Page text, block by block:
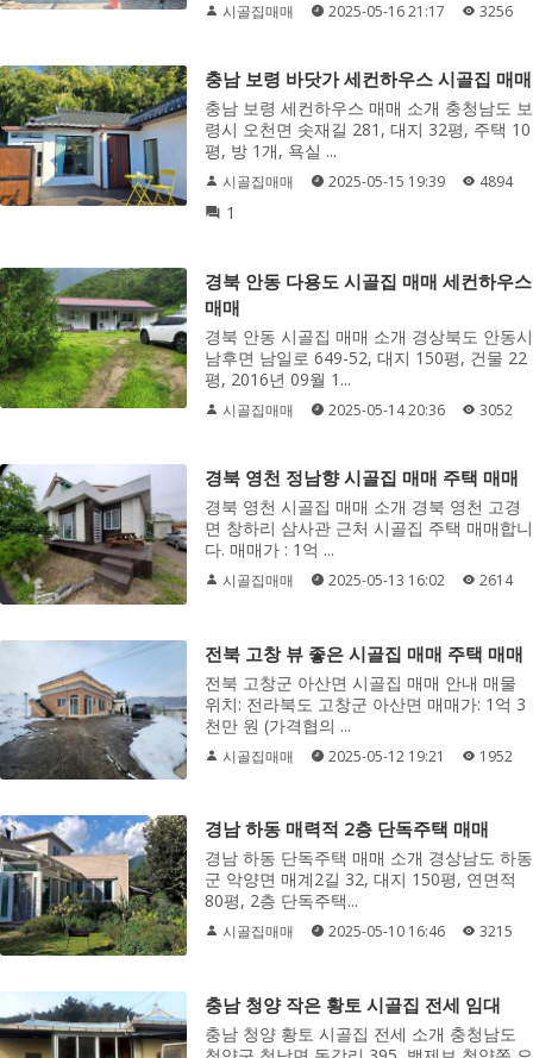
시골집매매 2025-05-16 21:17 3256
충남 보령 바닷가 세컨하우스 시골집 매매
충남 보령 세컨하우스 매매 소개 충청남도 보
령시 오천면 솟재길 281, 대지 32평, 주택 10
평, 방 1개, 욕실 ...
시골집매매 2025-05-15 19:39 4894
1
경북 안동 다용도 시골집 매매 세컨하우스
매매
경북 안동 시골집 매매 소개 경상북도 안동시
남후면 남일로 649-52, 대지 150평, 건물 22
평, 2016년 09월 1...
시골집매매 2025-05-14 20:36 3052
경북 영천 정남향 시골집 매매 주택 매매
경북 영천 시골집 매매 소개 경북 영천 고경
면 창하리 삼사관 근처 시골집 주택 매매합니
다. 매매가 : 1억 ...
시골집매매 2025-05-13 16:02 2614
전북 고창 뷰 좋은 시골집 매매 주택 매매
전북 고창군 아산면 시골집 매매 안내 매물
위치: 전라북도 고창군 아산면 매매가: 1억 3
천만 원 (가격협의 ...
시골집매매 2025-05-12 19:21 1952
경남 하동 매력적 2층 단독주택 매매
경남 하동 단독주택 매매 소개 경상남도 하동
군 악양면 매계2길 32, 대지 150평, 연면적
80평, 2층 단독주택...
시골집매매 2025-05-10 16:46 3215
충남 청양 작은 황토 시골집 전세 임대
충남 청양 황토 시골집 전세 소개 충청남도